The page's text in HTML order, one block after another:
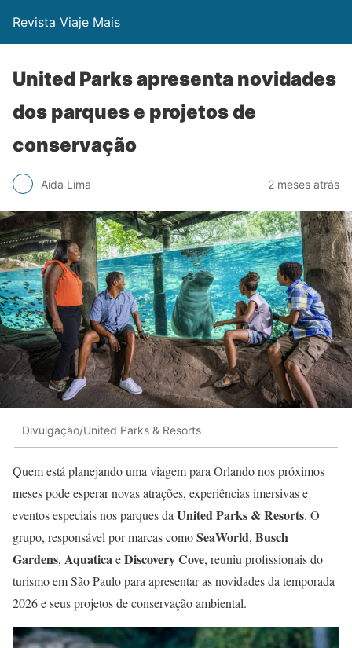
Revista Viaje Mais
United Parks apresenta novidades
dos parques e projetos de
conservação
Aida Lima 2 meses atrás
Divulgação/United Parks & Resorts
Quem está planejando uma viagem para Orlando nos próximos
meses pode esperar novas atrações, experiências imersivas e
eventos especiais nos parques da United Parks & Resorts. O
grupo, responsável por marcas comoSeaWorld, Busch
Gardens, AquaticaeDiscovery Cove, reuniu profissionais do
turismo em São Paulo para apresentar as novidades da temporada
2026 e seus projetos de conservação ambiental.